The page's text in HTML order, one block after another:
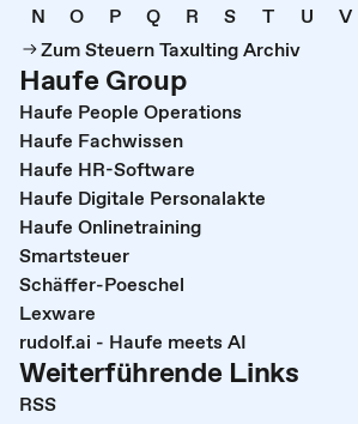
N
O P Q R S T U V
Zum Steuern Taxulting Archiv
Haufe Group
Haufe People Operations
Haufe Fachwissen
Haufe HR-Software
Haufe Digitale Personalakte
Haufe Onlinetraining
Smartsteuer
Schäffer-Poeschel
Lexware
rudolf.ai - Haufe meets AI
Weiterführende Links
RSS